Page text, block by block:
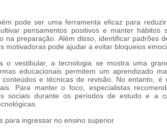
pode ser uma ferramenta eficaz para reduzir
pensamentos positivos e manter hábitos
na preparação. Além disso, identificar padrões
motivadoras pode ajudar a evitar bloqueios
o vestibular, a tecnologia se mostra uma
educacionais permitem um aprendizado
e técnicas de revisão. No entanto, é
Para manter o foco, especialistas
sociais durante os períodos de estudo e a
para ingressar no ensino superior